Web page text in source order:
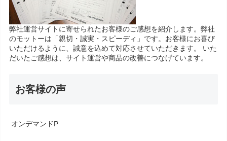
弊社運営サイトに寄せられたお客様のご感想を紹介します。弊社
のモットーは「親切・誠実・スピーディ」です。お客様にお喜び
いただけるように、誠意を込めて対応させていただきます。 いた
だいたご感想は、サイト運営や商品の改善につなげています。
お客様の声
オンデマンドP